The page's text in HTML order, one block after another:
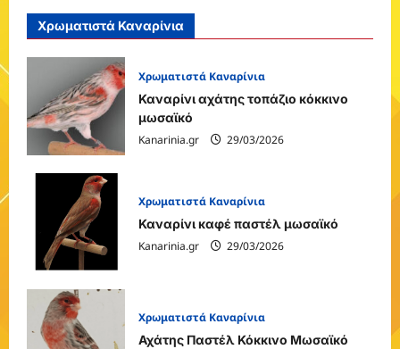
Χρωματιστά Καναρίνια
Χρωματιστά Καναρίνια
Καναρίνι αχάτης τοπάζιο κόκκινο
μωσαϊκό
Kanarinia.gr
29/03/2026
Χρωματιστά Καναρίνια
Καναρίνι καφέ παστέλ μωσαϊκό
Kanarinia.gr
29/03/2026
Χρωματιστά Καναρίνια
Αχάτης Παστέλ Κόκκινο Μωσαϊκό